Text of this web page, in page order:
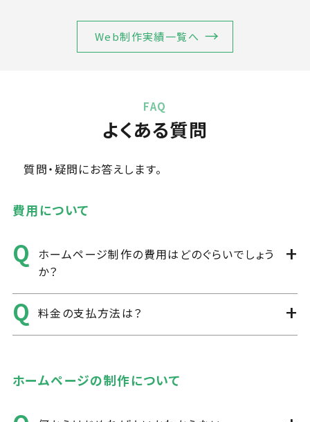
Web制作実績一覧へ
FAQ
よくある質問
質問・疑問にお答えします。
費用について
ホームページ制作の費用はどのぐらいでしょう
か？
料金の支払方法は？
ホームページの制作について